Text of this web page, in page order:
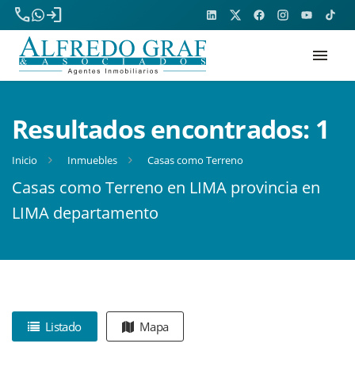
phone
login
menu
Resultados encontrados: 1
Inicio Inmuebles Casas como Terreno
Casas como Terreno en LIMA provincia en
LIMA departamento
Listado Mapa